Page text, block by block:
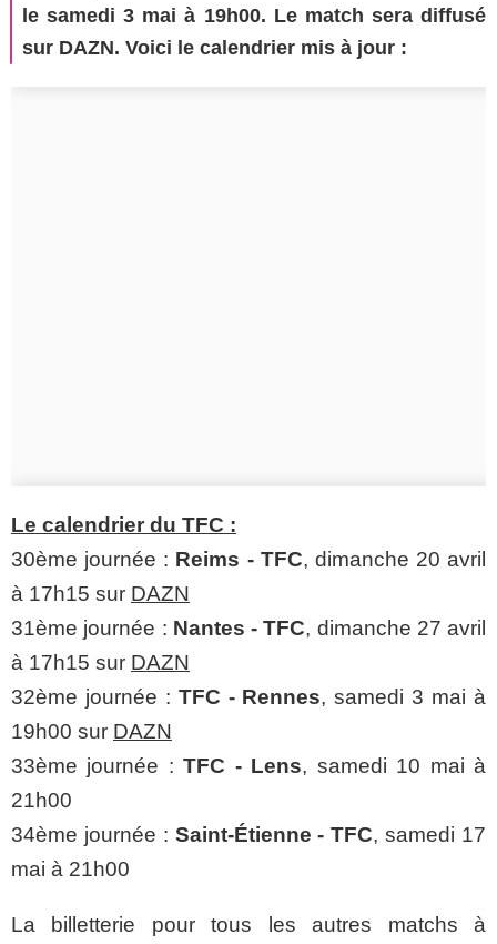
le samedi 3 mai à 19h00. Le match sera diffusé
sur DAZN. Voici le calendrier mis à jour :
Le calendrier du TFC :
30ème journée : Reims - TFC, dimanche 20 avril
à 17h15 sur DAZN
31ème journée : Nantes - TFC, dimanche 27 avril
à 17h15 sur DAZN
32ème journée : TFC - Rennes, samedi 3 mai à
19h00 sur DAZN
33ème journée :TFC - Lens, samedi 10 mai à
21h00
34ème journée : Saint-Étienne - TFC, samedi 17
mai à 21h00
La billetterie pour tous les autres matchs à